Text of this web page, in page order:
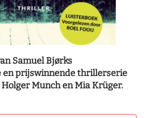
Samuel Bjørks
en prijswinnende thrillerserie
Munch en Mia Krüger.